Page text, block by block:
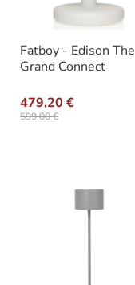
Fatboy - Edison The
Grand Connect
479,20 €
599,00 €